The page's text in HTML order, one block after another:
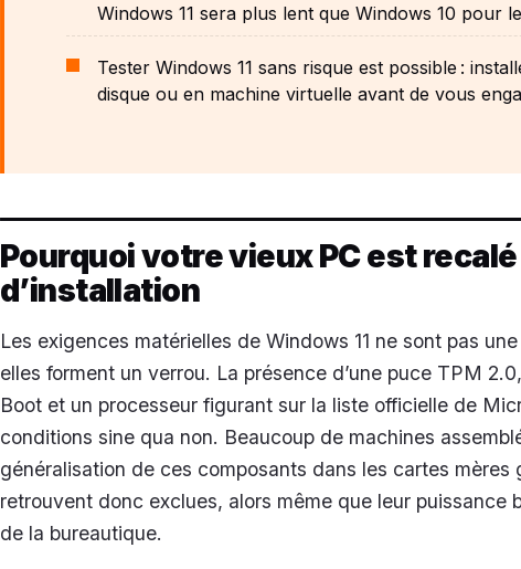
Windows 11 sera plus lent que Windows 10 pour
Tester Windows 11 sans risque est possible :
disque ou en machine virtuelle avant de vous
Pourquoi votre vieux PC est
d’installation
Les exigences matérielles de Windows 11 ne sont pas
elles forment un verrou. La présence d’une puce TPM
Boot et un processeur figurant sur la liste officielle de
conditions sine qua non. Beaucoup de machines
généralisation de ces composants dans les cartes mères
retrouvent donc exclues, alors même que leur puissance
de la bureautique.